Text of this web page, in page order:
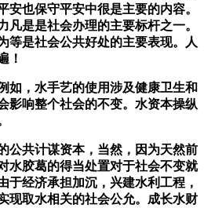
安也保守平安中很是主要的内容。
凡是是社会办理的主要标杆之一。
等是社会公共好处的主要表现。人
！
，水手艺的使用涉及健康卫生和
影响整个社会的不变。水资本操纵
共计谋资本，当然，因为天然前
水胶葛的得当处置对于社会不变就
于经济承担加沉，兴建水利工程，
现取水相关的社会公允。成长水财